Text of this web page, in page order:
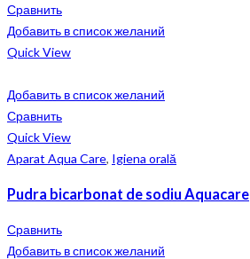
Сравнить
Добавить в список желаний
Quick View
Добавить в список желаний
Сравнить
Quick View
Aparat Aqua Care, Igiena orală
Pudra bicarbonat de sodiu Aquacare
Сравнить
Добавить в список желаний